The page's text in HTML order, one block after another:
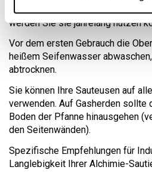
konzipiert. Wenn Sie Ihre
werden Sie sie jahrelang nutzen
Vor dem ersten Gebrauch die
heißem Seifenwasser
abtrocknen.
Sie können Ihre Sauteusen auf
verwenden. Auf Gasherden sollte
Boden der Pfanne hinausgehen
den Seitenwänden).
Spezifische Empfehlungen für
Langlebigkeit Ihrer Alchimie-